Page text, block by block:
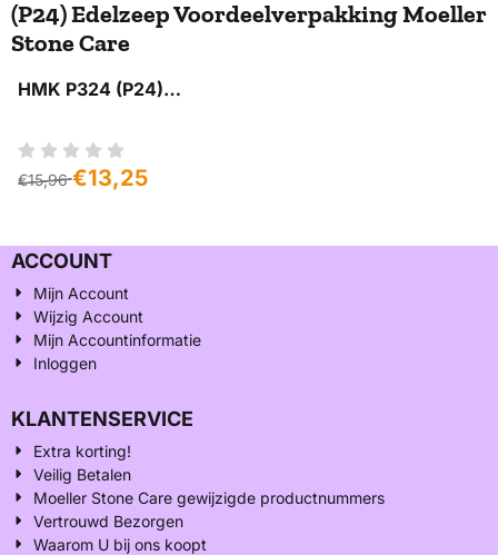
(P24) Edelzeep Voordeelverpakking Moeller
Stone Care
HMK P324 (P24)
Van 15,96 voor 13,25
€15,96€13,25
ACCOUNT
Mijn Account
Wijzig Account
Mijn Accountinformatie
Inloggen
KLANTENSERVICE
Extra korting!
Veilig Betalen
Moeller Stone Care gewijzigde productnummers
Vertrouwd Bezorgen
Waarom U bij ons koopt